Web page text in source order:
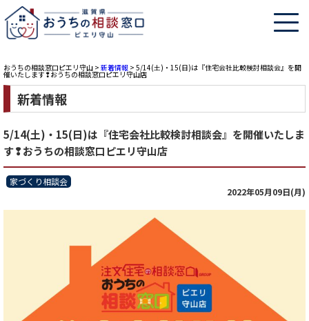
おうちの相談窓口ピエリ守山 > 新着情報 > 5/14(土)・15(日)は『住宅会社比較検討相談会』を開
催いたします❢おうちの相談窓口ピエリ守山店
新着情報
5/14(土)・15(日)は『住宅会社比較検討相談会』を開催いたしま
す❢おうちの相談窓口ピエリ守山店
家づくり相談会
2022年05月09日(月)